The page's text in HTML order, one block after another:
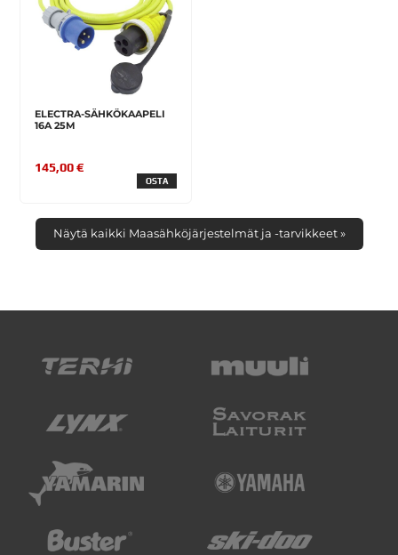
ELECTRA-SÄHKÖKAAPELI
16A 25M
145,00 €
OSTA
Näytä kaikki Maasähköjärjestelmät ja -tarvikkeet »